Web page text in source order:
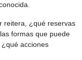
reitera, ¿qué reservas
formas que puede
acciones